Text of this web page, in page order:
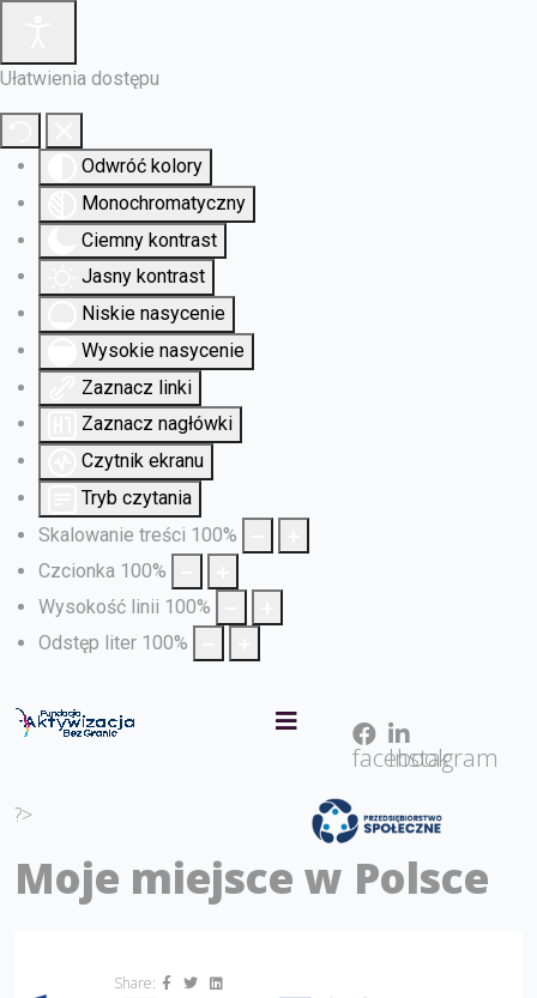
Ułatwienia dostępu
Odwróć kolory
Monochromatyczny
Ciemny kontrast
Jasny kontrast
Niskie nasycenie
Wysokie nasycenie
Zaznacz linki
Zaznacz nagłówki
Czytnik ekranu
Tryb czytania
Skalowanie treści 100%
Czcionka 100%
Wysokość linii 100%
Odstęp liter 100%
facebook
Instagram
?>
Moje miejsce w Polsce
Share: